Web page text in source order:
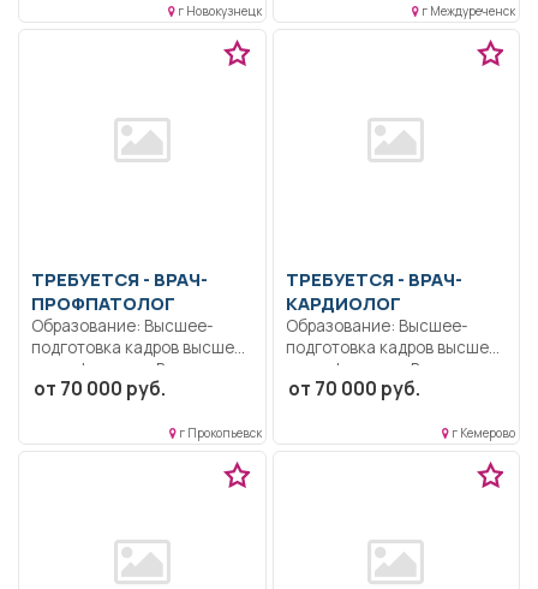
г Новокузнецк г Междуреченск
ТРЕБУЕТСЯ - ВРАЧ-
ПРОФПАТОЛОГ
Образование: Высшее-
подготовка кадров высшей
квалификации.. В
соответствии с
от 70 000 руб.
г Прокопьевск
ТРЕБУЕТСЯ - ВРАЧ-
КАРДИОЛОГ
Образование: Высшее-
подготовка кадров высшей
квалификации.. В
соответствии с
от 70 000 руб.
г Кемерово